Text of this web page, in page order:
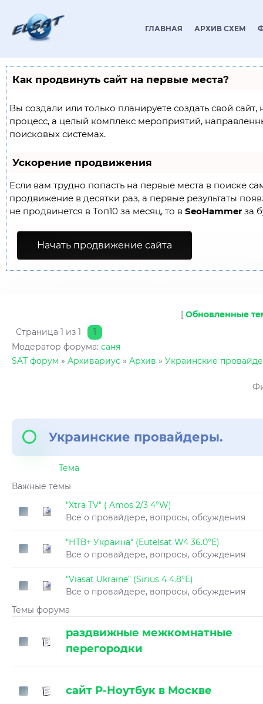
ГЛАВНАЯ АРХИВ СХЕМ
Как продвинуть сайт на первые места?
Вы создали или только планируете создать свой
процесс, а целый комплекс мероприятий,
поисковых системах.
Ускорение продвижения
Если вам трудно попасть на первые места в поиске
продвижение в десятки раз, а первые результаты
не продвинется в Топ10 за месяц, то в SeoHammer за
Начать продвижение сайта
[ Обновленные
Страница 1 из 1
1
Модератор форума: саня
SAT форум » Архивариус » Архив » Украинские
Украинские провайдеры.
Тема
Важные темы
"Xtra TV" ( Amos 2/3 4°W)
Все о провайдере, вопросы, обсуждения
"НТВ+ Украина" (Eutelsat W4 36.0°E)
Все о провайдере, вопросы, обсуждения
"Viasat Ukraine" (Sirius 4 4.8°E)
Все о провайдере, вопросы, обсуждения
Темы форума
раздвижные межкомнатные
перегородки
сайт Р-Ноутбук в Москве